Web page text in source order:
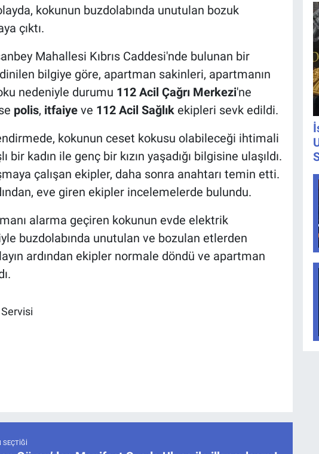
kokunun buzdolabında unutulan bozuk
çıktı.
Mahallesi Kıbrıs Caddesi'nde bulunan bir
bilgiye göre, apartman sakinleri, apartmanın
nedeniyle durumu 112 Acil Çağrı Merkezi'ne
polis, itfaiyeve 112 Acil Sağlıkekipleri sevk edildi.
kokunun ceset kokusu olabileceği ihtimali
bir kadın ile genç bir kızın yaşadığı bilgisine ulaşıldı.
çalışan ekipler, daha sonra anahtarı temin etti.
eve giren ekipler incelemelerde bulundu.
alarma geçiren kokunun evde elektrik
buzdolabında unutulan ve bozulan etlerden
ardından ekipler normale döndü ve apartman
SEÇTIĞI